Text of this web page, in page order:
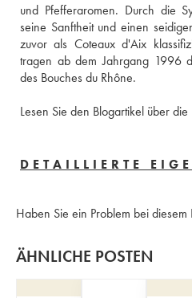
und Pfefferaromen. Durch die
seine Sanftheit und einen
zuvor als Coteaux d'Aix
tragen ab dem Jahrgang 1996
des Bouches du Rhône.
Lesen Sie den Blogartikel über
DETAILLIERTE
Haben Sie ein Problem bei diesem
ÄHNLICHE POSTEN